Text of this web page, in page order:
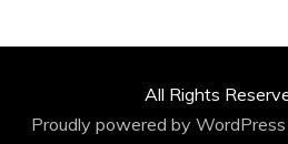
All Rights
Proudly powered by WordPress